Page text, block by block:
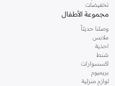
تخفيضات
مجموعة الأطفال
وصلنا حديثاً
ملابس
احذية
شنط
اكسسوارات
بريميوم
لوازم منزلية